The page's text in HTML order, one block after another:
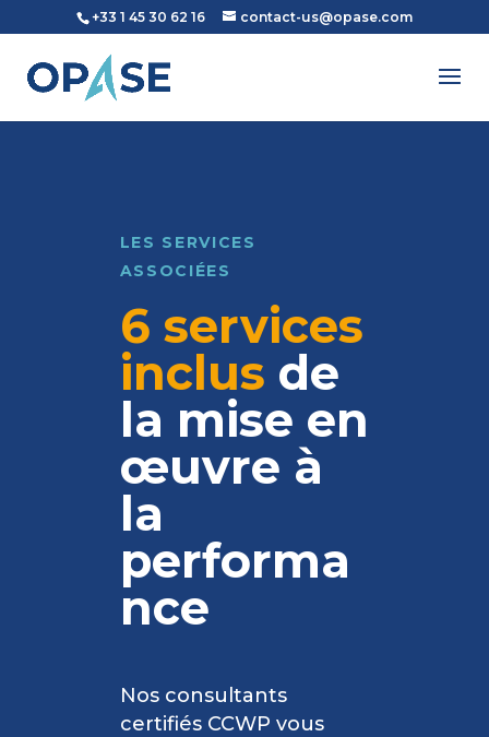
+33 1 45 30 62 16 contact-us@opase.com
LES SERVICES
ASSOCIÉES
6 services
inclus de
la mise en
œuvre à
la
performa
nce
Nos consultants
certifiés CCWP vous